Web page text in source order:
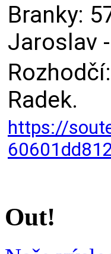
Branky:
Jaroslav
Radek.
https://
Out!